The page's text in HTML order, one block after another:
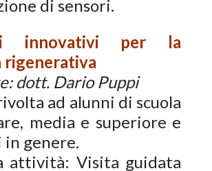
di sensori.
innovativi per la
rigenerativa
dott. Dario Puppi
ad alunni di scuola
media e superiore e
genere.
attività: Visita guidata